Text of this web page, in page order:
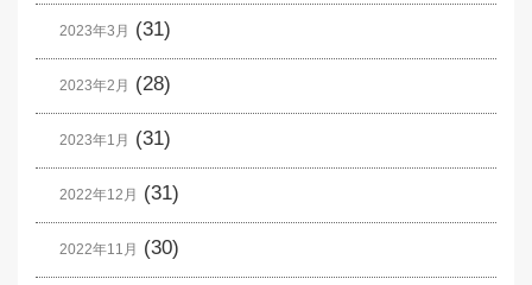
2023年3月 (31)
2023年2月 (28)
2023年1月 (31)
2022年12月 (31)
2022年11月 (30)